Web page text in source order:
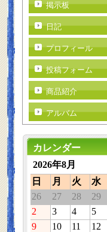
掲示板
日記
プロフィール
投稿フォーム
商品紹介
アルバム
カレンダー
2026年8月
日
月 火 水
26
27 28 29
2
3 4 5
9
10 11 12